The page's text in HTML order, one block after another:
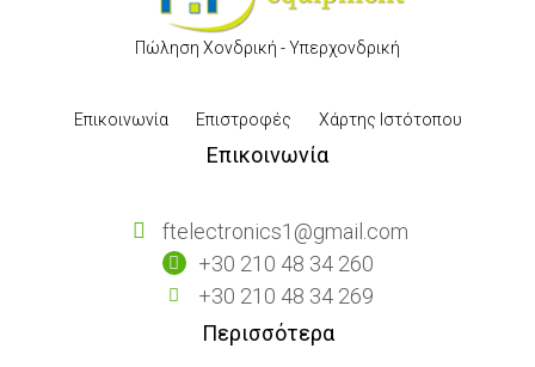
Πώληση Χονδρική - Υπερχονδρική
Επικοινωνία Επιστροφές Χάρτης Ιστότοπου
Επικοινωνία
ftelectronics1@gmail.com
+30 210 48 34 260
+30 210 48 34 269
Περισσότερα